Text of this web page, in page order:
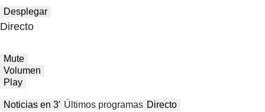
Desplegar
Directo
Mute
Volumen
Play
Noticias en 3′ Últimos programas Directo